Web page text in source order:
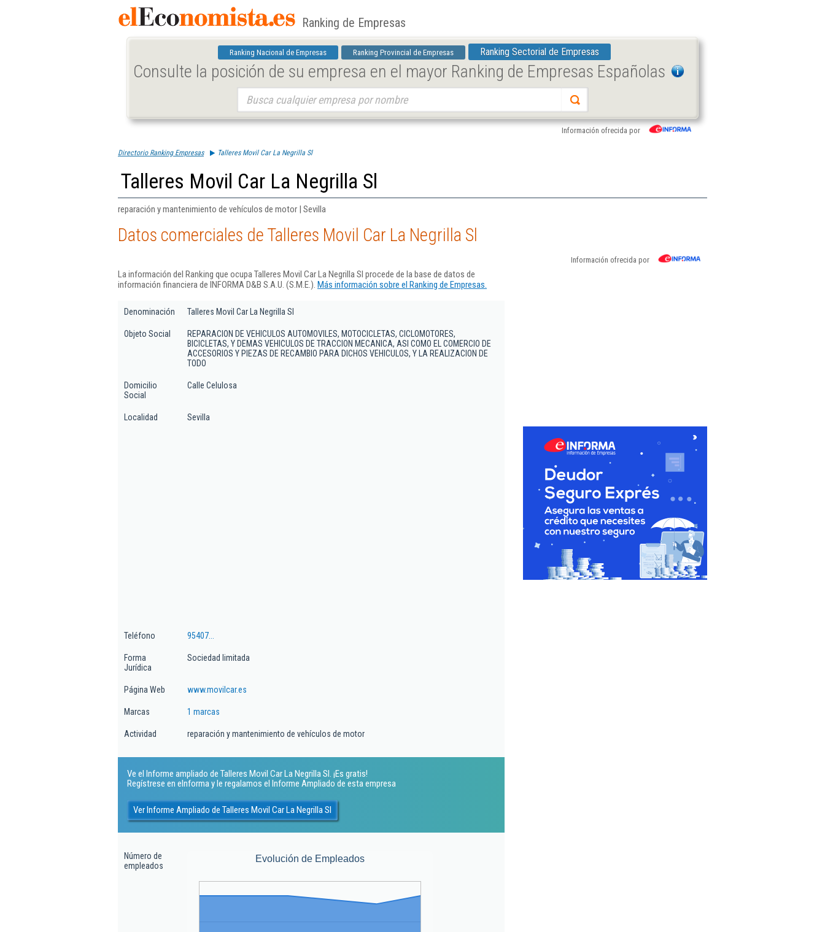
Ranking de Empresas
Ranking Nacional de Empresas Ranking Provincial de Empresas Ranking Sectorial de Empresas
Consulte la posición de su empresa en el mayor Ranking de Empresas Españolas
Información ofrecida por
Directorio Ranking Empresas Talleres Movil Car La Negrilla Sl
Talleres Movil Car La Negrilla Sl
reparación y mantenimiento de vehículos de motor | Sevilla
Datos comerciales de Talleres Movil Car La Negrilla Sl
Información ofrecida por
La información del Ranking que ocupa Talleres Movil Car La Negrilla Sl procede de la base de datos de
información financiera de INFORMA D&B S.A.U. (S.M.E.). Más información sobre el Ranking de Empresas.
Denominación Talleres Movil Car La Negrilla Sl
Objeto Social
REPARACION DE VEHICULOS AUTOMOVILES, MOTOCICLETAS, CICLOMOTORES,
BICICLETAS, Y DEMAS VEHICULOS DE TRACCION MECANICA, ASI COMO EL COMERCIO DE
ACCESORIOS Y PIEZAS DE RECAMBIO PARA DICHOS VEHICULOS, Y LA REALIZACION DE
TODO
Domicilio
Social
Calle Celulosa
Localidad Sevilla
Teléfono 95407...
Forma
Jurídica
Sociedad limitada
Página Web www.movilcar.es
Marcas 1 marcas
Actividad reparación y mantenimiento de vehículos de motor
Ve el Informe ampliado de Talleres Movil Car La Negrilla Sl. ¡Es gratis!
Regístrese en eInforma y le regalamos el Informe Ampliado de esta empresa
Ver Informe Ampliado de Talleres Movil Car La Negrilla Sl
Número de
empleados
Evolución de Empleados